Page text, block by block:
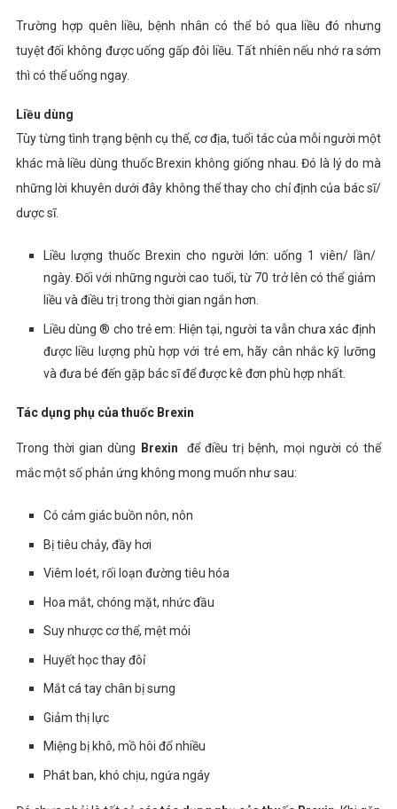
Trường hợp quên liều, bệnh nhân có thể bỏ qua liều đó nhưng
tuyệt đối không được uống gấp đôi liều. Tất nhiên nếu nhớ ra sớm
thì có thể uống ngay.
Liều dùng
Tùy từng tình trạng bệnh cụ thể, cơ địa, tuổi tác của mỗi người một
khác mà liều dùng thuốc Brexin không giống nhau. Đó là lý do mà
những lời khuyên dưới đây không thể thay cho chỉ định của bác sĩ/
dược sĩ.
Liều lượng thuốc Brexin cho người lớn: uống 1 viên/ lần/
ngày. Đối với những người cao tuổi, từ 70 trở lên có thể giảm
liều và điều trị trong thời gian ngắn hơn.
Liều dùng ® cho trẻ em: Hiện tại, người ta vẫn chưa xác định
được liều lượng phù hợp với trẻ em, hãy cân nhắc kỹ lưỡng
và đưa bé đến gặp bác sĩ để được kê đơn phù hợp nhất.
Tác dụng phụ của thuốc Brexin
Trong thời gian dùng Brexin để điều trị bệnh, mọi người có thể
mắc một số phản ứng không mong muốn như sau:
Có cảm giác buồn nôn, nôn
Bị tiêu chảy, đầy hơi
Viêm loét, rối loạn đường tiêu hóa
Hoa mắt, chóng mặt, nhức đầu
Suy nhược cơ thể, mệt mỏi
Huyết học thay đôỉ
Mắt cá tay chân bị sưng
Giảm thị lực
Miệng bị khô, mồ hôi đổ nhiều
Phát ban, khó chịu, ngứa ngáy